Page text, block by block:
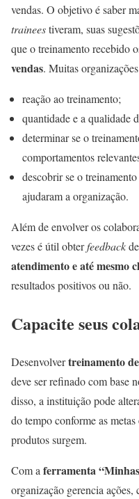
vendas. O objetivo é saber
traineestiveram, suas
que o treinamento recebido
vendas. Muitas
reação ao treinamento;
quantidade e a qualidade
determinar se o
comportamentos
descobrir se o
ajudaram a organização.
Além de envolver os
vezes é útil obterfeedbackde
atendimento e até mesmo
resultados positivos ou não.
Capacite seus
Desenvolvertreinamento
deve ser refinado com base
disso, a instituição pode
do tempo conforme as
produtos surgem.
Com a ferramenta
organização gerencia